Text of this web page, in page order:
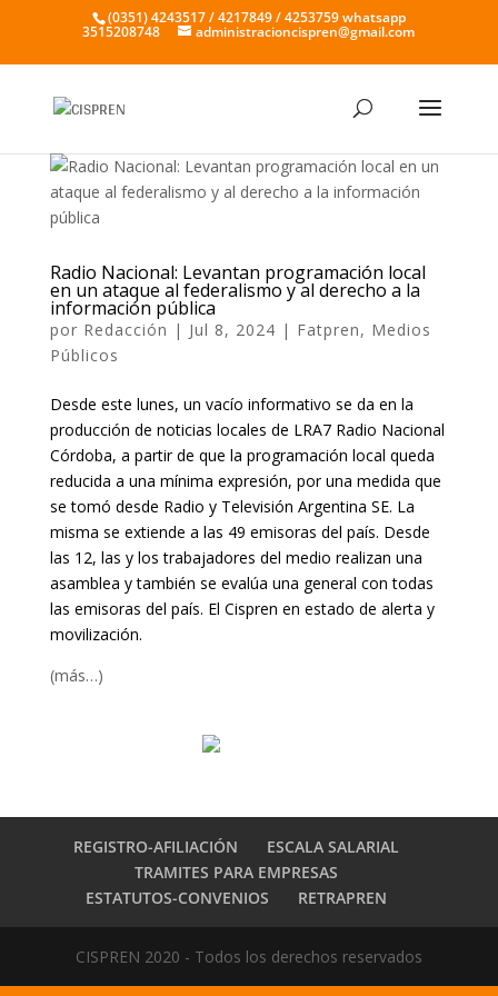
(0351) 4243517 / 4217849 / 4253759 whatsapp
3515208748 administracioncispren@gmail.com
Radio Nacional: Levantan programación local
en un ataque al federalismo y al derecho a la
información pública
por Redacción | Jul 8, 2024 | Fatpren, Medios
Públicos
Desde este lunes, un vacío informativo se da en la
producción de noticias locales de LRA7 Radio Nacional
Córdoba, a partir de que la programación local queda
reducida a una mínima expresión, por una medida que
se tomó desde Radio y Televisión Argentina SE. La
misma se extiende a las 49 emisoras del país. Desde
las 12, las y los trabajadores del medio realizan una
asamblea y también se evalúa una general con todas
las emisoras del país. El Cispren en estado de alerta y
movilización.
(más…)
REGISTRO-AFILIACIÓN
ESCALA SALARIAL
TRAMITES PARA EMPRESAS
ESTATUTOS-CONVENIOS
RETRAPREN
CISPREN 2020 - Todos los derechos reservados